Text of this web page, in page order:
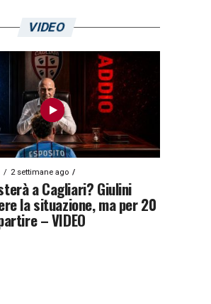
VIDEO
2 settimane ago
a Cagliari? Giulini
la situazione, ma per 20
– VIDEO